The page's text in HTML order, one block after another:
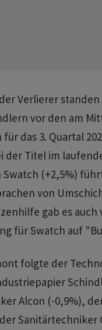
Verlierer
vor den am
das 3. Quartal
der Titel im
Swatch (+2,5%)
von
gab es auch
für Swatch auf
folgte der
Alcon (-0,9%),
Sanitärtechniker